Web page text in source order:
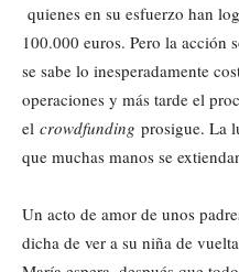
quienes en su esfuerzo han
100.000 euros. Pero la acción
se sabe lo inesperadamente
operaciones y más tarde el
el crowdfunding prosigue. La
que muchas manos se
Un acto de amor de unos
dicha de ver a su niña de